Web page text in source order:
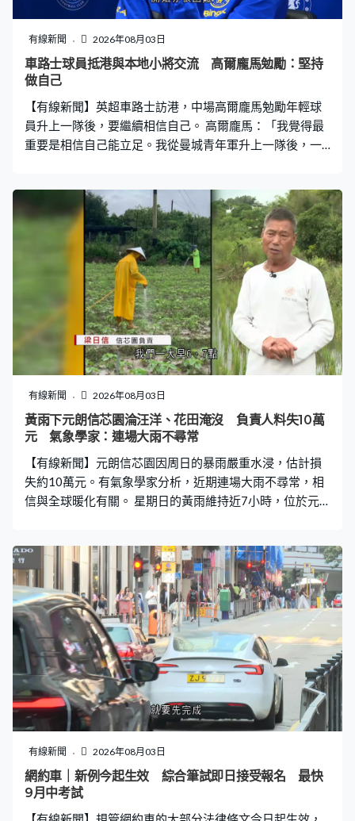
有線新聞 2026年08月03日
車路士球員抵港與本地小將交流 高爾龐馬勉勵：堅持
做自己
【有線新聞】英超車路士訪港，中場高爾龐馬勉勵年輕球
員升上一隊後，要繼續相信自己。 高爾龐馬：「我覺得最
重要是相信自己能立足。我從曼城青年軍升上一隊後，一
己。」 高爾龐馬聯同卡斯度、艾斯迪華奧、拜奴基廷斯與
本地年輕球員分享生涯點滴，以及如何面對逆境，又為他
們簽名。 車路士星期二在啟德主場館公開操練，備戰與祖
雲達斯的季前熱身賽。
有線新聞 2026年08月03日
黃雨下元朗信芯園淪汪洋、花田淹沒 負責人料失10萬
元 氣象學家：連場大雨不尋常
【有線新聞】元朗信芯園因周日的暴雨嚴重水浸，估計損
失約10萬元。有氣象學家分析，近期連場大雨不尋常，相
信與全球暖化有關。 星期日的黃雨維持近7小時，位於元
積水大致退去。信芯園負責人梁日信：「我們一大早6、7
點過來洗乾淨泥漿。如果（花苗）浸超過8小時會焗死，加
上泥漿停留，就算洗乾淨都不行。」 負責人預計這次損失
約10萬元，又稱自五月起受連場大雨影響，已是第六次重
新栽種花苗。梁日信：「我們外面沒有天然河道，這裡有
幾百公頃土地、幾百萬呎地方，那些積水，就算我們有更
強大的水泵都無用。未曾好天過，要不暴曬幾日，要不一
直強降雨，我們俗稱『長命雨』，所以做了幾十年，現在
天氣愈來愈難做。」 天文台上月共發出20次黃雨及5次紅
雨警告信號，全月總雨量達790.3毫米，成為自1884年有
記錄以來總雨量第二高的七月。有氣象學家形容不尋常，
估計多個熱帶氣旋形成低壓區帶來降雨，亦與全球暖化有
關。香港氣象學會發言人梁榮武：「溫度高的時候大氣層
有線新聞 2026年08月03日
網約車｜新例今起生效 綜合筆試即日接受報名 最快
9月中考試